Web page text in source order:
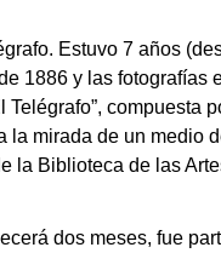
Estuvo 7 años
1886 y las
compuesta
mirada de un medio
la Biblioteca de las
dos meses, fue